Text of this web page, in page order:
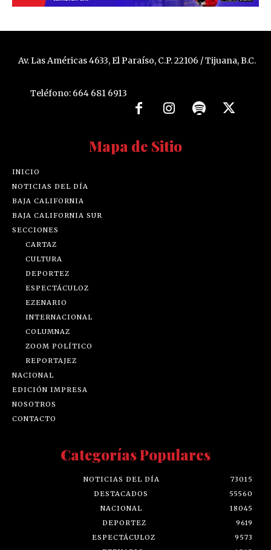
Av. Las Américas 4633, El Paraíso, C.P. 22106 / Tijuana, B.C.
Teléfono: 664 681 6913
Mapa de Sitio
INICIO
NOTICIAS DEL DÍA
BAJA CALIFORNIA
BAJA CALIFORNIA SUR
SECCIONES
CARTAZ
CULTURA
DEPORTEZ
ESPECTÁCULOZ
EZENARIO
INTERNACIONAL
COLUMNAZ
ZOOM POLÍTICO
REPORTAJEZ
NACIONAL
EDICIÓN IMPRESA
NOSOTROS
CONTACTO
Categorías Populares
NOTICIAS DEL DÍA
73015
DESTACADOS
55560
NACIONAL
18045
DEPORTEZ
9619
ESPECTÁCULOZ
9573